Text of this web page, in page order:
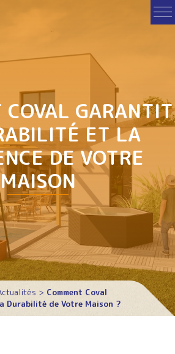
GARANTIT
ET LA
DE VOTRE
MAISON
> Comment Coval
Durabilité de Votre Maison ?